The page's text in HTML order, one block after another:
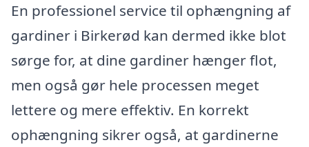
En professionel service til ophængning af
gardiner i Birkerød kan dermed ikke blot
sørge for, at dine gardiner hænger flot,
men også gør hele processen meget
lettere og mere effektiv. En korrekt
ophængning sikrer også, at gardinerne